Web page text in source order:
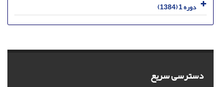
دوره 1 (1384)
دسترسی سریع